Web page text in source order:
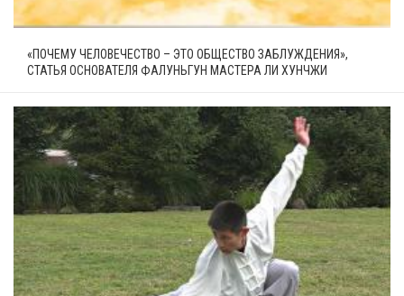
«ПОЧЕМУ ЧЕЛОВЕЧЕСТВО – ЭТО ОБЩЕСТВО ЗАБЛУЖДЕНИЯ»,
СТАТЬЯ ОСНОВАТЕЛЯ ФАЛУНЬГУН МАСТЕРА ЛИ ХУНЧЖИ